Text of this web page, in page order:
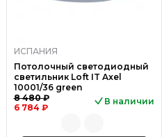
ИСПАНИЯ
Потолочный светодиодный
светильник Loft IT Axel
10001/36 green
8 480 ₽
6 784 ₽
В наличии